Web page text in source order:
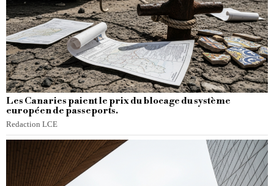
Les Canaries paient le prix du blocage du système
européen de passeports.
Redaction LCE